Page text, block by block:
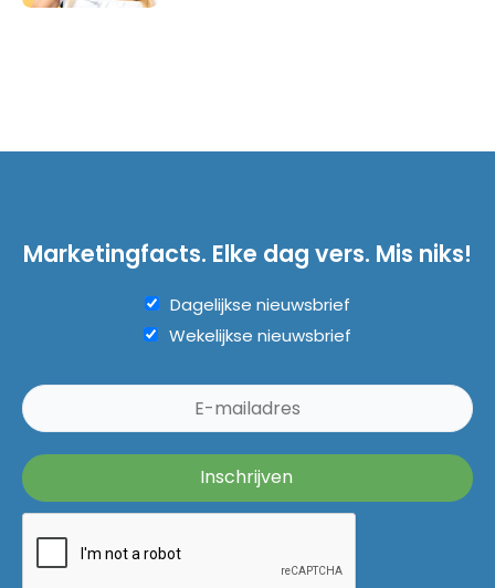
Marketingfacts. Elke dag vers. Mis niks!
Dagelijkse nieuwsbrief
Wekelijkse nieuwsbrief